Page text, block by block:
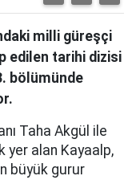
milli güreşçi
edilen tarihi dizisi
bölümünde
Taha Akgül ile
yer alan Kayaalp,
büyük gurur